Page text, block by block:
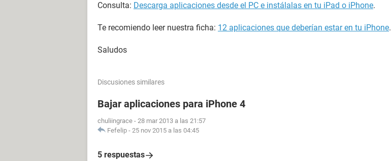
Consulta: Descarga aplicaciones desde el PC e instálalas en tu iPad o iPhone.
Te recomiendo leer nuestra ficha: 12 aplicaciones que deberían estar en tu iPhone.
Saludos
Discusiones similares
Bajar aplicaciones para iPhone 4
chuliingrace - 28 mar 2013 a las 21:57
Fefelip - 25 nov 2015 a las 04:45
5 respuestas